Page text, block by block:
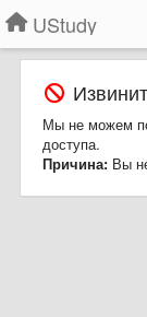
UStudy
Мы не можем
доступа.
Причина: Вы